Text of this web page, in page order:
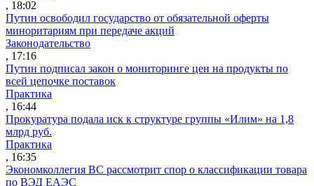
, 18:02
Путин освободил государство от обязательной оферты
миноритариям при передаче акций
Законодательство
, 17:16
Путин подписал закон о мониторинге цен на продукты по
всей цепочке поставок
Практика
, 16:44
Прокуратура подала иск к структуре группы «Илим» на 1,8
млрд руб.
Практика
, 16:35
Экономколлегия ВС рассмотрит спор о классификации товара
по ВЭД ЕАЭС